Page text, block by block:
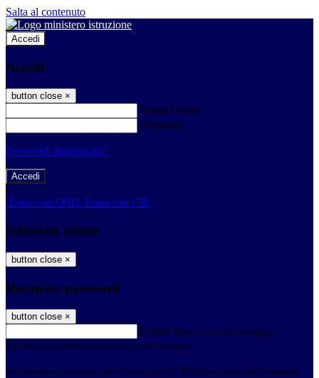
Salta al contenuto
Accedi
Accedi
button close ×
Nome Utente
Password
Password dimenticata?
-
Entra con SPID Entra con CIE
Seleziona utente
button close ×
Recupero password
button close ×
E-mail Verrà inviato un messaggio
all'indirizzo indicato con le istruzioni necessarie.
Non hai una e-mail associata al nome utente? Effettua il reset della password